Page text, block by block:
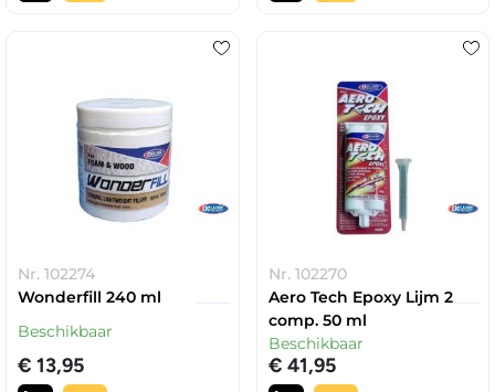
Nr. 102274
Wonderfill 240 ml
Beschikbaar
€ 13,95
Nr. 102270
Aero Tech Epoxy Lijm 2
comp. 50 ml
Beschikbaar
€ 41,95